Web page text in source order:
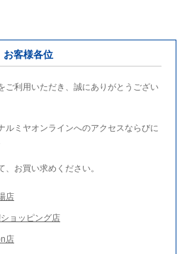
お客様各位
ご利用いただき、誠にありがとうござい
ルミヤオンラインへのアクセスならびに
お買い求めください。
店
ョッピング店
店